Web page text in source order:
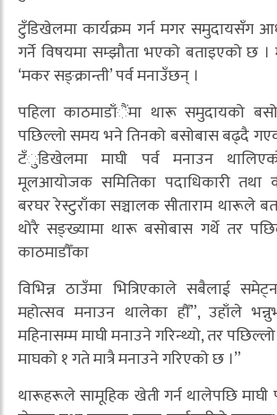
टुँडिखेलमा कार्यक्रम गर्न मगर समुदायसँग
गर्ने विषयमा सम्झौता भएको बताइएको छ
‘मकर सङ्क्रान्ती’ पर्व मनाउँछन् ।
पहिला काठमाडाँैंमा थारू समुदायको
पछिल्लो समय भने तिनको बसोबास बढ्दै
टँुडिखेलमा माघी पर्व मनाउन
मूलआयोजक समितिका पदाधिकारी तथा
बरघर रेस्टुराँका सञ्चालक सीताराम थारूले
थोरै सङ्ख्यामा थारू बसोबास गर्थे तर
काठमाडौँका
विभिन्न ठाउँमा भित्रिएकाले सबैलाई
महोत्सव मनाउन थालेका हौँ”, उहाँले
महिनासम्म माघी मनाउने गरिन्थ्यो, तर
माघको १ गते मात्रै मनाउने गरिएको छ ।”
थारूहरूले सामूहिक खेती गर्न थालेपछि माघी